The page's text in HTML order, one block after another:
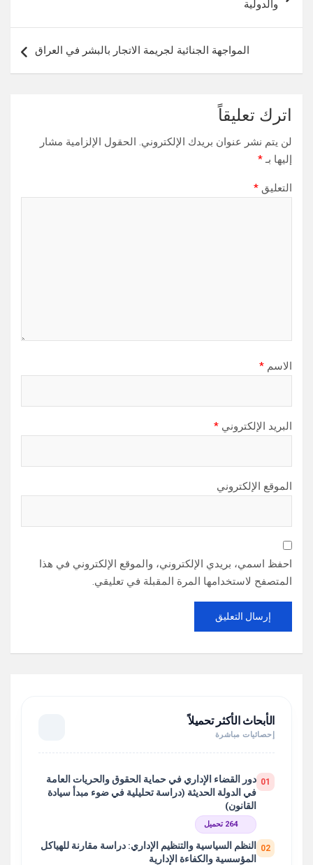
والدولية
المواجهة الجنائية لجريمة الاتجار بالبشر في العراق
اترك تعليقاً
لن يتم نشر عنوان بريدك الإلكتروني. الحقول الإلزامية مشار
إليها بـ*
التعليق *
الاسم *
البريد الإلكتروني *
الموقع الإلكتروني
احفظ اسمي، بريدي الإلكتروني، والموقع الإلكتروني في هذا
المتصفح لاستخدامها المرة المقبلة في تعليقي.
الأبحاث الأكثر تحميلاً
إحصائيات مباشرة
01 دور القضاء الإداري في حماية الحقوق والحريات العامة
في الدولة الحديثة (دراسة تحليلية في ضوء مبدأ سيادة
القانون)
264 تحميل
02
النظم السياسية والتنظيم الإداري: دراسة مقارنة للهياكل
المؤسسية والكفاءة الإدارية